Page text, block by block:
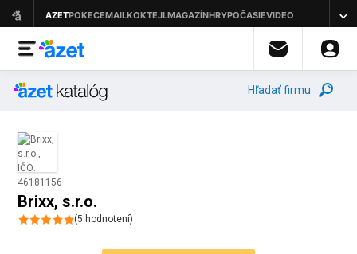
Hľadať firmu
Brixx, s.r.o.
(5 hodnotení)